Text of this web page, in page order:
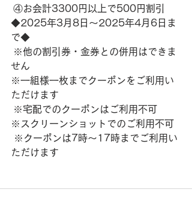
④お会計3300円以上で500円割引
◆2025年3月8日～2025年4月6日ま
で◆
※他の割引券・金券との併用はできま
せん
※一組様一枚までクーポンをご利用い
ただけます
※宅配でのクーポンはご利用不可
※スクリーンショットでのご利用不可
※クーポンは7時～17時までご利用い
ただけます